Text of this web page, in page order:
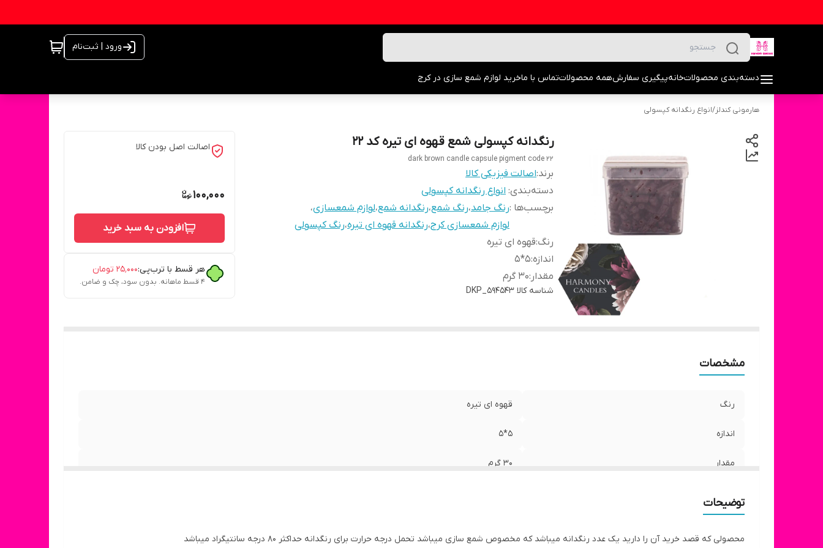
ورود | ثبت‌نام
دسته‌بندی محصولاتخانهپیگیری سفارشهمه محصولاتتماس با ماخرید لوازم شمع سازی در کرج
هارمونی کندلز/انواع رنگدانه کپسولی
رنگدانه کپسولی شمع قهوه ای تیره کد ۲۲
dark brown candle capsule pigment code 22
برند:اصالت فیزیکی کالا
دسته‌بندی: انواع رنگدانه کپسولی
برچسب‌ها :رنگ جامد،رنگ شمع،رنگدانه شمع،لوازم شمعسازی،
لوازم شمعسازی کرج،رنگدانه قهوه ای تیره،رنگ کپسولی
رنگ:قهوه ای تیره
اندازه:۵*۵
مقدار :۳۰ گرم
شناسه کالا DKP_594543
اصالت اصل بودن کالا
100,000
افزودن به سبد خرید
هر قسط با ترب‌پی:۲۵٬۰۰۰ تومان
۴ قسط ماهانه. بدون سود، چک و ضامن.
مشخصات
رنگ قهوه ای تیره
اندازه ۵*۵
مقدار ۳۰ گرم
توضیحات
محصولی که قصد خرید آن را دارید یک عدد رنگدانه میباشد که مخصوص شمع سازی میباشد تحمل درجه حرارت برای رنگدانه حداکثر ۸۰ درجه سانتیگراد میباشد